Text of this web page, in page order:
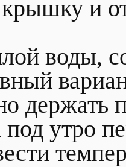
крышку и
воды,
держать
под утро